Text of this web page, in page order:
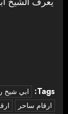
Tags: ‏ابي شيخ
ارقام ساحر